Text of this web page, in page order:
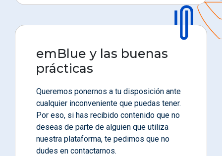
emBlue y las buenas
prácticas
Queremos ponernos a tu disposición ante
cualquier inconveniente que puedas tener.
Por eso, si has recibido contenido que no
deseas de parte de alguien que utiliza
nuestra plataforma, te pedimos que no
dudes en contactarnos.